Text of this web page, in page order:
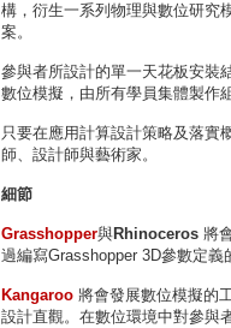
構，衍生一系列物理與數位研究
案。
參與者所設計的單一天花板安裝
數位模擬，由所有學員集體製作
只要在應用計算設計策略及落實
師、設計師與藝術家。
細節
Grasshopper與Rhinoceros 將
過編寫Grasshopper 3D參數定義
Kangaroo 將會發展數位模擬的
設計直觀。在數位環境中對參與